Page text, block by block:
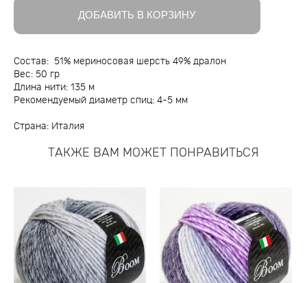
ДОБАВИТЬ В КОРЗИНУ
Состав: 51% мериносовая шерсть 49% дралон
Вес: 50 гр
Длина нити: 135 м
Рекомендуемый диаметр спиц: 4-5 мм
Страна: Италия
ТАКЖЕ ВАМ МОЖЕТ ПОНРАВИТЬСЯ